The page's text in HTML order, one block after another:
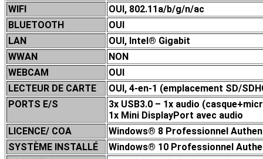
WIFI
OUI, 802.11a/b/g/n/ac
BLUETOOTH
OUI
LAN
OUI, Intel® Gigabit
WWAN
NON
WEBCAM
OUI
LECTEUR DE CARTE
OUI, 4-en-1 (emplacement SD/
PORTS E/S
3x USB3.0 – 1x audio
1x Mini DisplayPort avec audio
LICENCE/ COA
Windows® 8 Professionnel
SYSTÈME INSTALLÉ
Windows® 10 Professionnel